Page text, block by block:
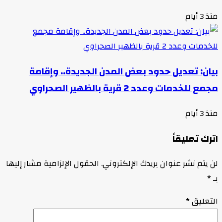
منذ 3 أيام
بيان: تعديل حدود بعض المدن الجديدة.. وإقامة
مجمع للخدمات وعدد 2 قرية بالظهير الصحراوي
منذ 3 أيام
اترك تعليقاً
لن يتم نشر عنوان بريدك الإلكتروني. الحقول الإلزامية مشار إليها
بـ*
التعليق*